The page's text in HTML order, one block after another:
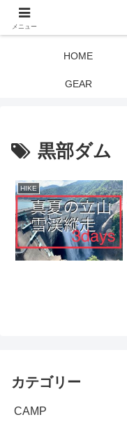
HOME
GEAR
黒部ダム
HIKE
カテゴリー
CAMP
メニュー